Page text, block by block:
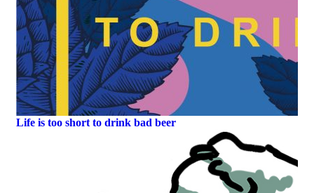
Life is too short to drink bad beer